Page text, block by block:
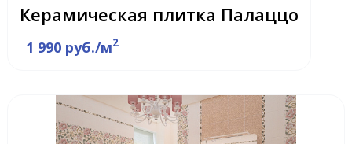
Керамическая плитка Палаццо
1 990 руб./м2